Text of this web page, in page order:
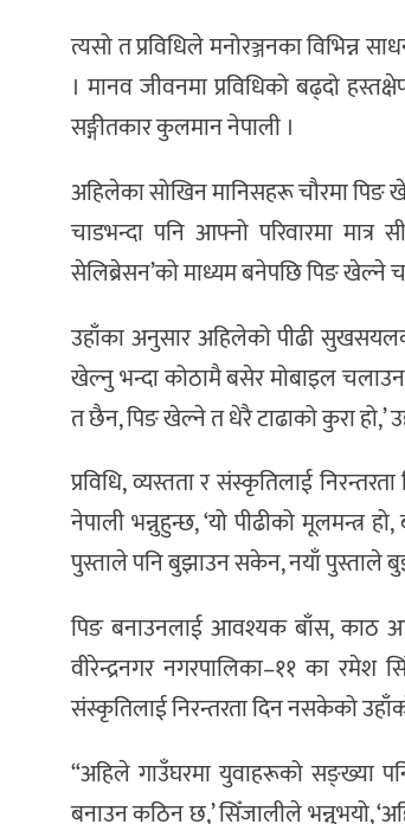
त्यसो त प्रविधिले मनोरञ्जनका विभिन्न
। मानव जीवनमा प्रविधिको बढ्दो
सङ्गीतकार कुलमान नेपाली ।
अहिलेका सोखिन मानिसहरू चौरमा
चाडभन्दा पनि आफ्नो परिवारमा मात्र
सेलिब्रेसन’को माध्यम बनेपछि पिङ खेल्ने
उहाँका अनुसार अहिलेको पीढी
खेल्नु भन्दा कोठामै बसेर मोबाइल
त छैन, पिङ खेल्ने त धेरै टाढाको कुरा हो,’
प्रविधि, व्यस्तता र संस्कृतिलाई
नेपाली भन्नुहुन्छ, ‘यो पीढीको मूलमन्त्र
पुस्ताले पनि बुझाउन सकेन, नयाँ पुस्ताले
पिङ बनाउनलाई आवश्यक बाँस, काठ
वीरेन्द्रनगर नगरपालिका–११ का रमेश
संस्कृतिलाई निरन्तरता दिन नसकेको
“अहिले गाउँघरमा युवाहरूको सङ्ख्या
बनाउन कठिन छ,’ सिँजालीले भन्नुभयो,